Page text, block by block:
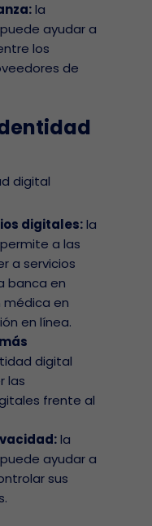
la
ayudar a
los
de
digital
digitales:la
a las
a servicios
banca en
médica en
en línea.
digital
las
frente al
la
ayudar a
sus